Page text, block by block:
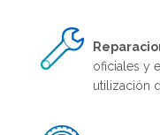
oficiales y
utilización